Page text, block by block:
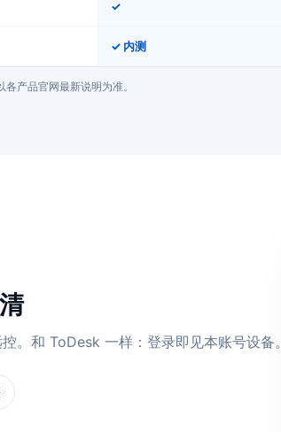
✓
✓ 内测
产品官网最新说明为准。
。和 ToDesk 一样：登录即见本账号设备。